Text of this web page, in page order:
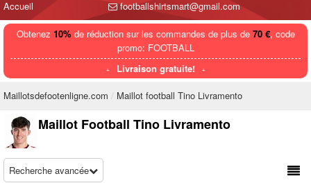
Accueil footballshirtsmart@gmail.com
Obtenez 10%de réduction sur les commandes de plus de 70 €, code
promo: FOOTBALL
Livraison gratuite!
Maillotsdefootenligne.com Maillot football Tino Livramento
Maillot Football Tino Livramento
Recherche avancée